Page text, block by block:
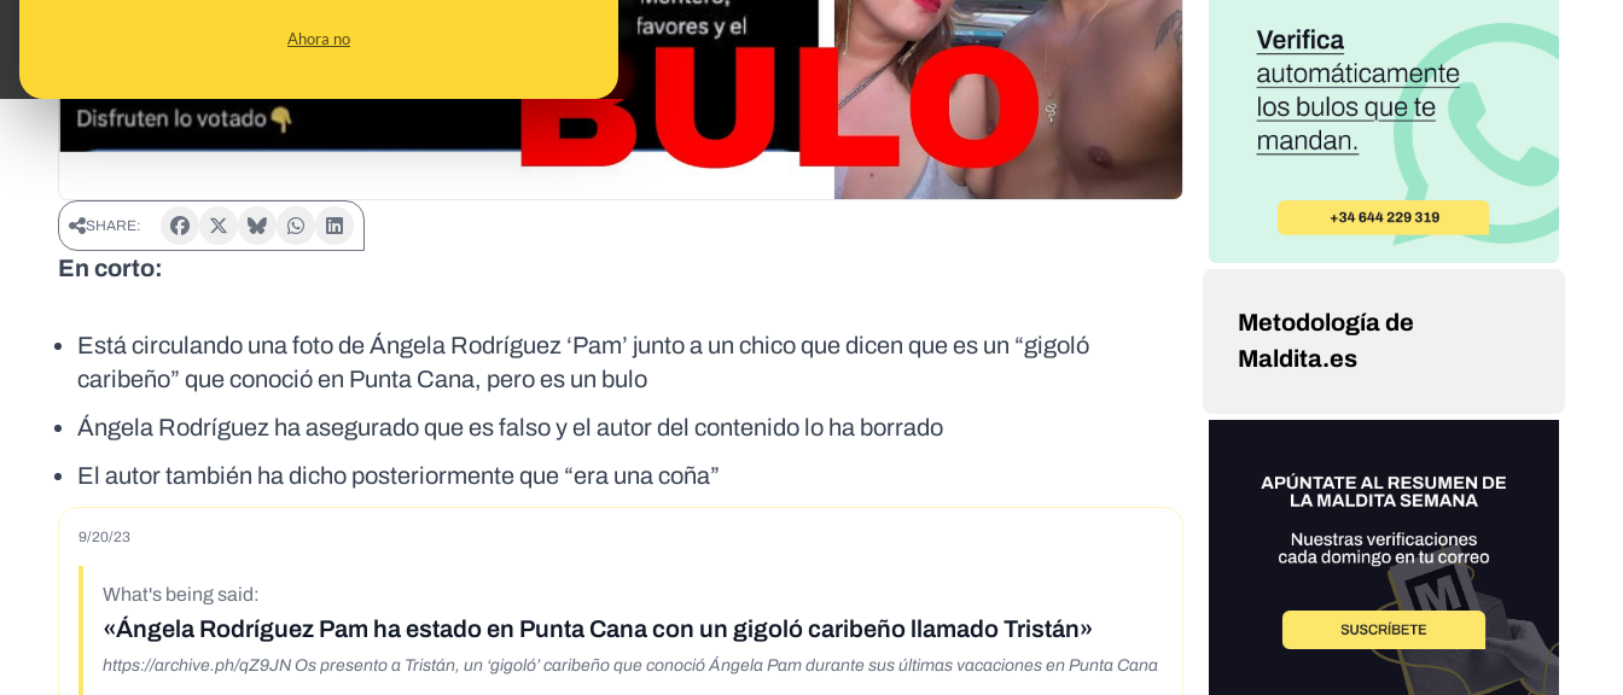
Ahora no
SHARE:
En corto:
Está circulando una foto de Ángela Rodríguez ‘Pam’ junto a un chico que dicen que es un “gigoló
caribeño” que conoció en Punta Cana, pero es un bulo
Ángela Rodríguez ha asegurado que es falso y el autor del contenido lo ha borrado
El autor también ha dicho posteriormente que “era una coña”
9/20/23
What's being said:
«Ángela Rodríguez Pam ha estado en Punta Cana con un gigoló caribeño llamado Tristán»
https://archive.ph/qZ9JN Os presento a Tristán, un ‘gigoló’ caribeño que conoció Ángela Pam durante sus últimas vacaciones en Punta Cana
Metodología de
Maldita.es